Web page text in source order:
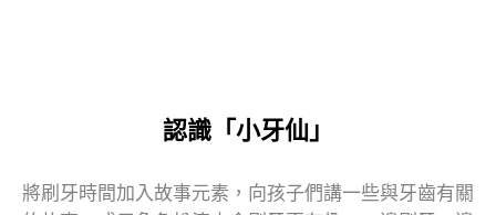
認識「小牙仙」
將刷牙時間加入故事元素，向孩子們講一些與牙齒有關